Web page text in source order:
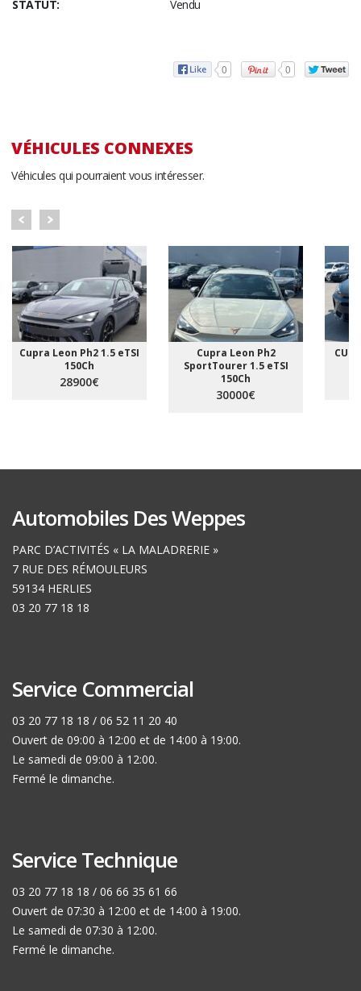
STATUT:
Vendu
0 0
VÉHICULES CONNEXES
Véhicules qui pourraient vous intéresser.
Cupra Leon Ph2 1.5 eTSI
150Ch
28900€
Cupra Leon Ph2
SportTourer 1.5 eTSI
150Ch
30000€
Automobiles Des Weppes
PARC D’ACTIVITÉS « LA MALADRERIE »
7 RUE DES RÉMOULEURS
59134 HERLIES
03 20 77 18 18
Service Commercial
03 20 77 18 18 / 06 52 11 20 40
Ouvert de 09:00 à 12:00 et de 14:00 à 19:00.
Le samedi de 09:00 à 12:00.
Fermé le dimanche.
Service Technique
03 20 77 18 18 / 06 66 35 61 66
Ouvert de 07:30 à 12:00 et de 14:00 à 19:00.
Le samedi de 07:30 à 12:00.
Fermé le dimanche.